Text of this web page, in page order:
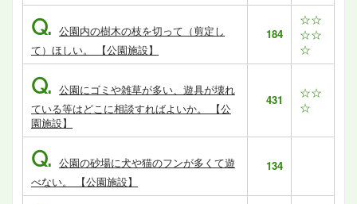
Q. 公園内の樹木の枝を切って（剪定し
て）ほしい。 【公園施設】
184
☆☆
☆☆
☆
Q. 公園にゴミや雑草が多い、遊具が壊れ
ている等はどこに相談すればよいか。 【公
園施設】
431
☆☆
☆
Q. 公園の砂場に犬や猫のフンが多くて遊
べない。 【公園施設】
134